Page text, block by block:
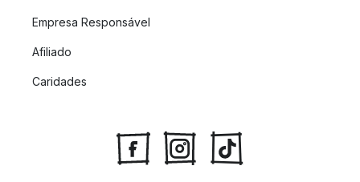
Empresa Responsável
Afiliado
Caridades